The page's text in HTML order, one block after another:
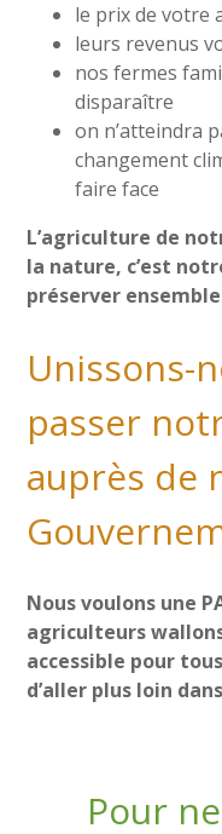
le prix de votre
leurs revenus
nos fermes
disparaître
on n’atteindra
changement
faire face
L’agriculture de
la nature, c’est
préserver
Unissons-
passer
auprès de
Nous voulons une
agriculteurs
accessible pour
d’aller plus loin
Pour